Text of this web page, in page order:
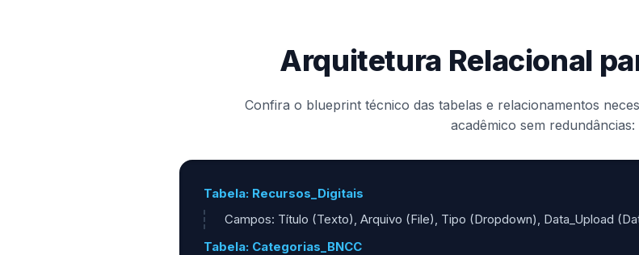
Arquitetura Relacional
Confira o blueprint técnico das tabelas e relacionamentos
acadêmico sem redundâncias:
Tabela: Recursos_Digitais
Campos: Título (Texto), Arquivo (File), Tipo (Dropdown), Data_Upload
Tabela: Categorias_BNCC